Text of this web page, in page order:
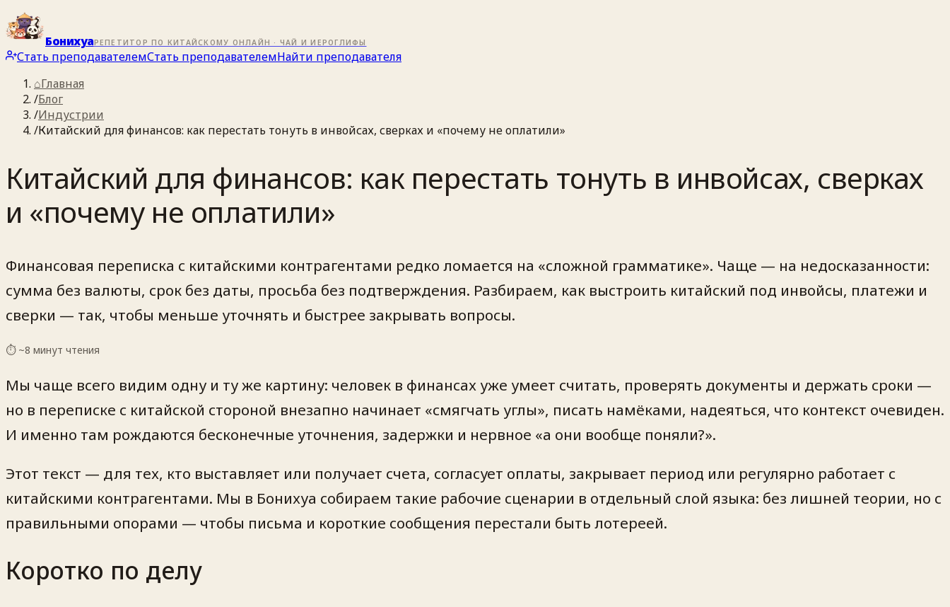
БонихуаРЕПЕТИТОР ПО КИТАЙСКОМУ ОНЛАЙН · ЧАЙ И ИЕРОГЛИФЫ
Стать преподавателемСтать преподавателемНайти преподавателя
⌂Главная
/Блог
/Индустрии
/Китайский для финансов: как перестать тонуть в инвойсах, сверках и «почему не оплатили»
Китайский для финансов: как перестать тонуть в инвойсах, сверках
и «почему не оплатили»
Финансовая переписка с китайскими контрагентами редко ломается на «сложной грамматике». Чаще — на недосказанности:
сумма без валюты, срок без даты, просьба без подтверждения. Разбираем, как выстроить китайский под инвойсы, платежи и
сверки — так, чтобы меньше уточнять и быстрее закрывать вопросы.
⏱ ~8 минут чтения
Мы чаще всего видим одну и ту же картину: человек в финансах уже умеет считать, проверять документы и держать сроки —
но в переписке с китайской стороной внезапно начинает «смягчать углы», писать намёками, надеяться, что контекст очевиден.
И именно там рождаются бесконечные уточнения, задержки и нервное «а они вообще поняли?».
Этот текст — для тех, кто выставляет или получает счета, согласует оплаты, закрывает период или регулярно работает с
китайскими контрагентами. Мы в Бонихуа собираем такие рабочие сценарии в отдельный слой языка: без лишней теории, но с
правильными опорами — чтобы письма и короткие сообщения перестали быть лотереей.
Коротко по делу